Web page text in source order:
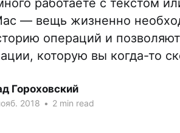
— вещь жизненно
операций и
которую вы когда-то
Гороховский
2018 • 2 min read